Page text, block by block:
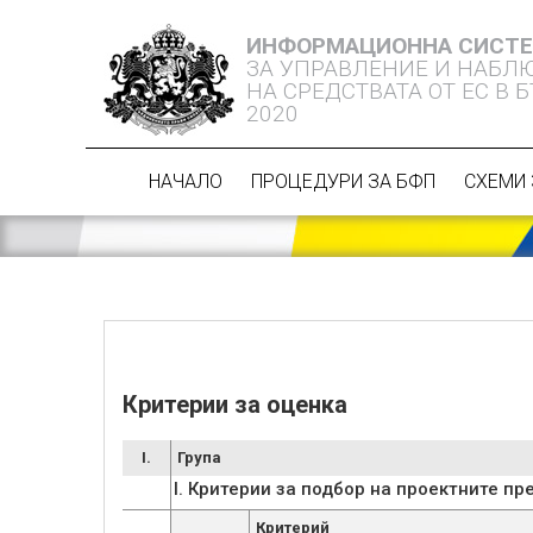
ИНФОРМАЦИОННА
ЗА УПРАВЛЕНИЕ И
НА СРЕДСТВАТА ОТ ЕС В
2020
НАЧАЛО ПРОЦЕДУРИ ЗА БФП СХЕМИ
Критерии за оценка
I. Група
Критерий